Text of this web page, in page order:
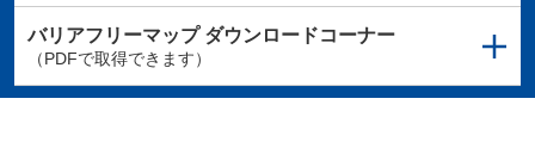
バリアフリーマップダウンロードコーナー
（PDFで取得できます）